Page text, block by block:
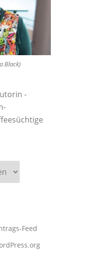
Black)
-
Feed